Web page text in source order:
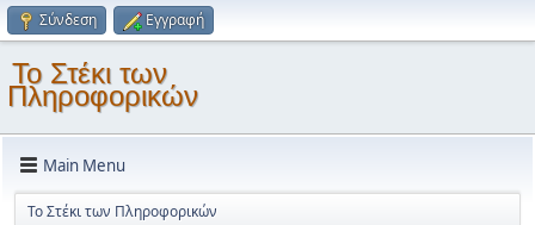
Σύνδεση Εγγραφή
Το Στέκι των
Πληροφορικών
Main Menu
Το Στέκι των Πληροφορικών